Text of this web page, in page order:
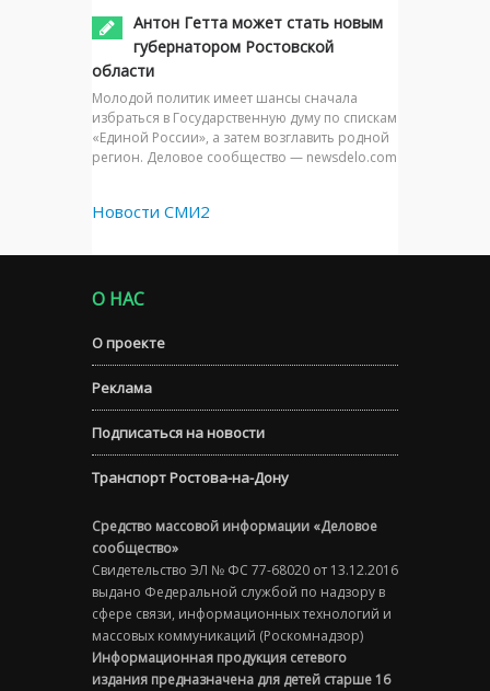
Антон Гетта может стать новым
губернатором Ростовской
области
Молодой политик имеет шансы сначала
избраться в Государственную думу по спискам
«Единой России», а затем возглавить родной
регион. Деловое сообщество — newsdelo.com
Новости СМИ2
О НАС
О проекте
Реклама
Подписаться на новости
Транспорт Ростова-на-Дону
Средство массовой информации «Деловое
сообщество»
Свидетельство ЭЛ № ФС 77-68020 от 13.12.2016
выдано Федеральной службой по надзору в
сфере связи, информационных технологий и
массовых коммуникаций (Роскомнадзор)
Информационная продукция сетевого
издания предназначена для детей старше 16